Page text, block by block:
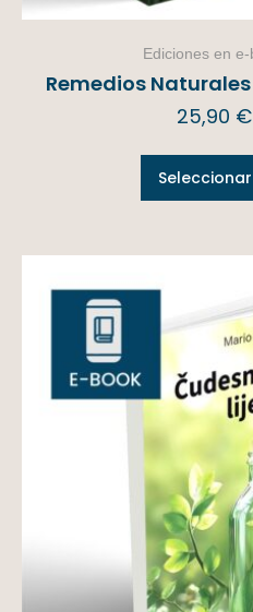
Ediciones en
Remedios
25,90 €